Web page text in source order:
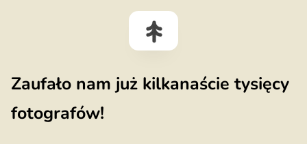
Zaufało nam już kilkanaście tysięcy
fotografów!